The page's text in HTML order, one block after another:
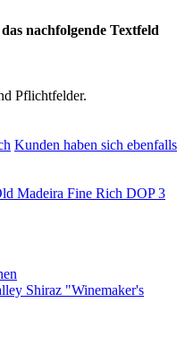
nachfolgende Textfeld
Pflichtfelder.
Kunden haben sich ebenfalls
Madeira Fine Rich DOP 3
"Winemaker's